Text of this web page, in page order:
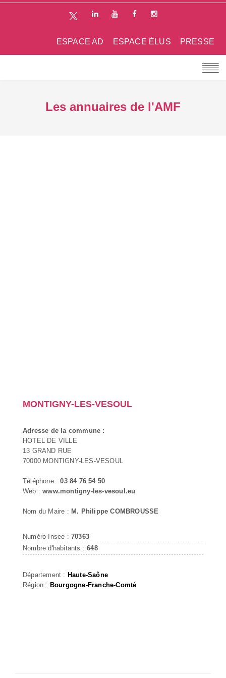
PRESSE
ESPACE ÉLUS
ESPACE AD
Les annuaires de l'AMF
MONTIGNY-LES-VESOUL
Adresse de la commune :
HOTEL DE VILLE
13 GRAND RUE
70000 MONTIGNY-LES-VESOUL
Téléphone :03 84 76 54 50
Web :www.montigny-les-vesoul.eu
Nom du Maire : M. Philippe COMBROUSSE
Numéro Insee : 70363
Nombre d'habitants :648
Département : Haute-Saône
Région : Bourgogne-Franche-Comté